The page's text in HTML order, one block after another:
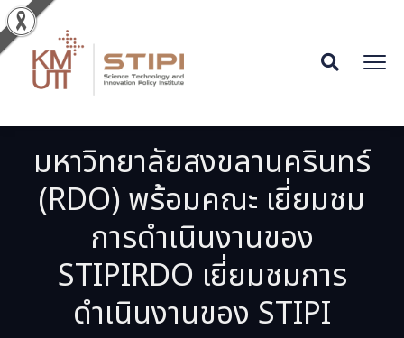
มหาวิทยาลัยสงขลานครินทร์
(RDO) พร้อมคณะ เยี่ยมชม
การดำเนินงานของ
STIPIRDO เยี่ยมชมการ
ดำเนินงานของ STIPI